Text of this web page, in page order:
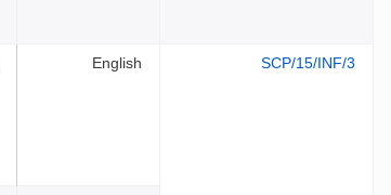
SCP/15/INF/3
English